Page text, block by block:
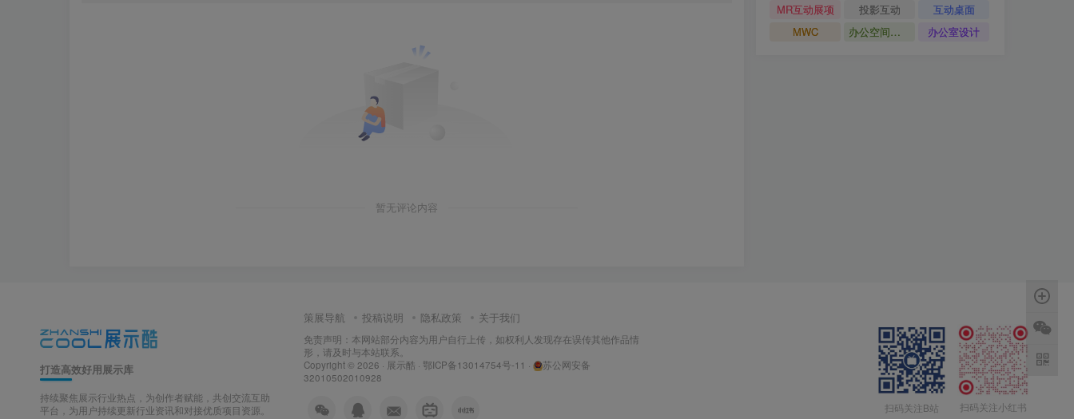
暂无评论内容
MR互动展项
投影互动
互动桌面
MWC
办公空间设计 办公室设计
打造高效好用展示库
持续聚焦展示行业热点，为创作者赋能，共创交流互助
平台，为用户持续更新行业资讯和对接优质项目资源。
策展导航 投稿说明 隐私政策 关于我们
免责声明：本网站部分内容为用户自行上传，如权利人发现存在误传其他作品情
形，请及时与本站联系。
Copyright © 2026 · 展示酷 · 鄂ICP备13014754号-11 ·
苏公网安备
32010502010928
扫码关注B站 扫码关注小红书